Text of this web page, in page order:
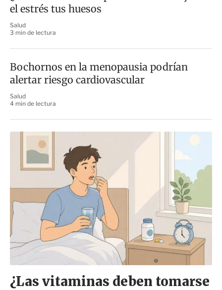
el estrés tus huesos
Salud
3 min de lectura
Bochornos en la menopausia podrían
alertar riesgo cardiovascular
Salud
4 min de lectura
¿Las vitaminas deben tomarse